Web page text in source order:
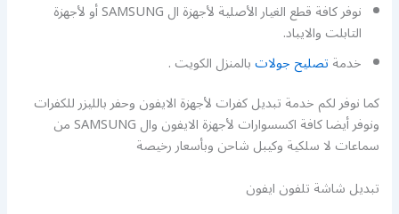
نوفر كافة قطع الغيار الأصلية لأجهزة ال SAMSUNG أو لأجهزة
التابلت والايباد.
خدمةتصليح جولاتبالمنزل الكويت .
كما نوفر لكم خدمة تبديل كفرات لأجهزة الايفون وحفر بالليزر للكفرات
ونوفر أيضا كافة اكسسوارات لأجهزة الايفون وال SAMSUNG من
سماعات لا سلكية وكيبل شاحن وبأسعار رخيصة
تبديل شاشة تلفون ايفون